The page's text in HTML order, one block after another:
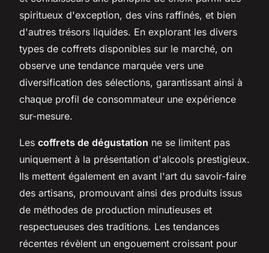
spiritueux d'exception, des vins raffinés, et bien
d'autres trésors liquides. En explorant les divers
types de coffrets disponibles sur le marché, on
observe une tendance marquée vers une
diversification des sélections, garantissant ainsi à
chaque profil de consommateur une expérience
sur-mesure.
Les coffrets de dégustation ne se limitent pas
uniquement à la présentation d'alcools prestigieux.
Ils mettent également en avant l'art du savoir-faire
des artisans, promouvant ainsi des produits issus
de méthodes de production minutieuses et
respectueuses des traditions. Les tendances
récentes révèlent un engouement croissant pour